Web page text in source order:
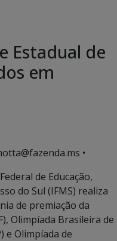
Estadual de
em
•
de Educação,
do Sul (IFMS) realiza
de premiação da
Olimpíada Brasileira de
e Olimpíada de